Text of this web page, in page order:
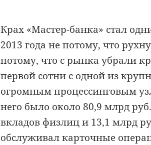
Крах «Мастер-банка» стал
2013 года не потому, что
потому, что с рынка убрали
первой сотни с одной из
огромным процессинговым
него было около 80,9 млрд
вкладов физлиц и 13,1 млрд
обслуживал карточные